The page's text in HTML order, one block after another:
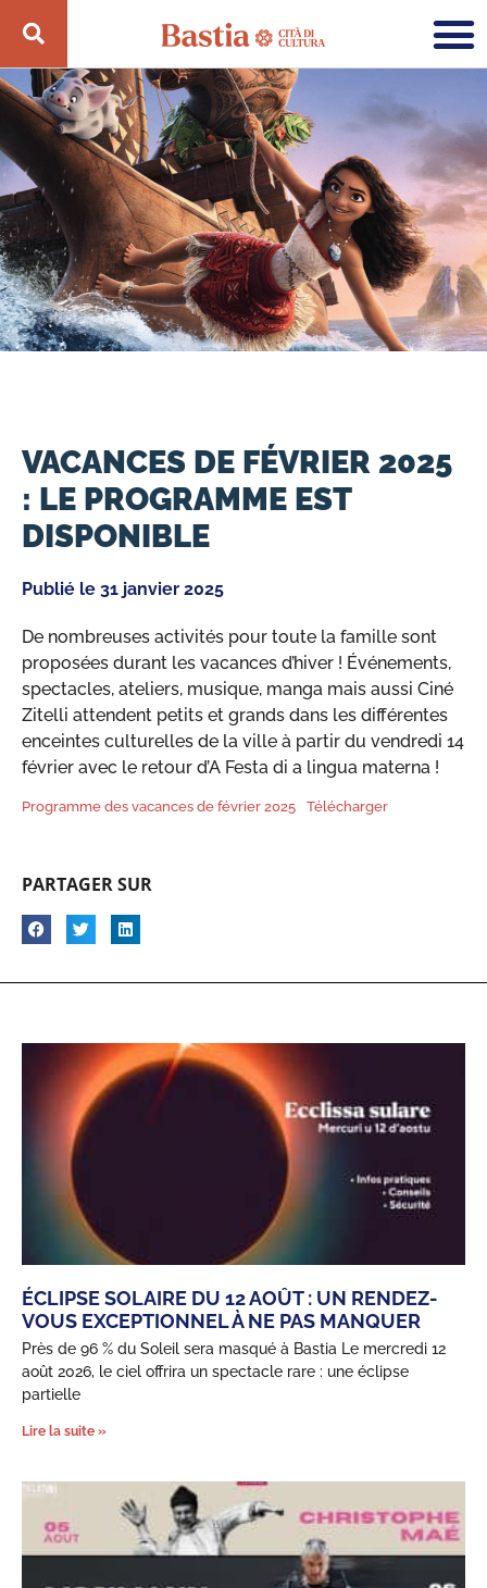
VACANCES DE FÉVRIER 2025
: LE PROGRAMME EST
DISPONIBLE
Publié le 31 janvier 2025
De nombreuses activités pour toute la famille sont
proposées durant les vacances d’hiver ! Événements,
spectacles, ateliers, musique, manga mais aussi Ciné
Zitelli attendent petits et grands dans les différentes
enceintes culturelles de la ville à partir du vendredi 14
février avec le retour d’A Festa di a lingua materna !
Programme des vacances de février 2025 Télécharger
PARTAGER SUR
ÉCLIPSE SOLAIRE DU 12 AOÛT : UN RENDEZ-
VOUS EXCEPTIONNEL À NE PAS MANQUER
Près de 96 % du Soleil sera masqué à Bastia Le mercredi 12
août 2026, le ciel offrira un spectacle rare : une éclipse
partielle
Lire la suite »